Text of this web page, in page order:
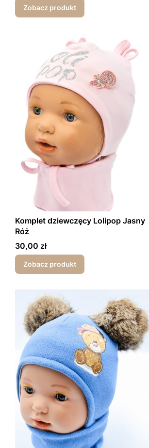
Zobacz produkt
Komplet dziewczęcy Lolipop Jasny
Róż
Cena
30,00 zł
Zobacz produkt